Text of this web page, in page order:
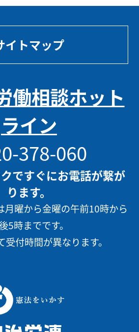
イトマップ
働相談ホット
ライン
378-060
ですぐにお電話が繋が
ります。
月曜から金曜の午前10時から
5時までです。
受付時間が異なります。